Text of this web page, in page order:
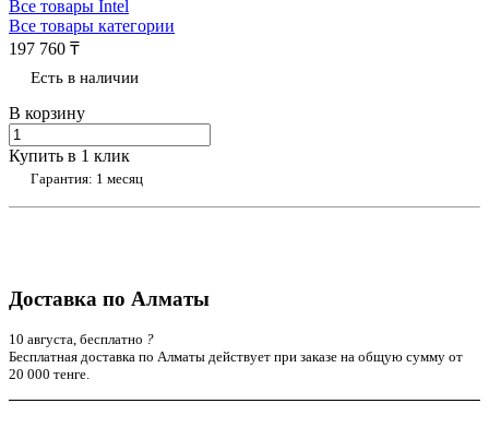
Все товары Intel
Все товары категории
197 760 ₸
Есть в наличии
В корзину
Купить в 1 клик
Гарантия: 1 месяц
Доставка по Алматы
10 августа, бесплатно ?
Бесплатная доставка по Алматы действует при заказе на общую сумму от
20 000 тенге.